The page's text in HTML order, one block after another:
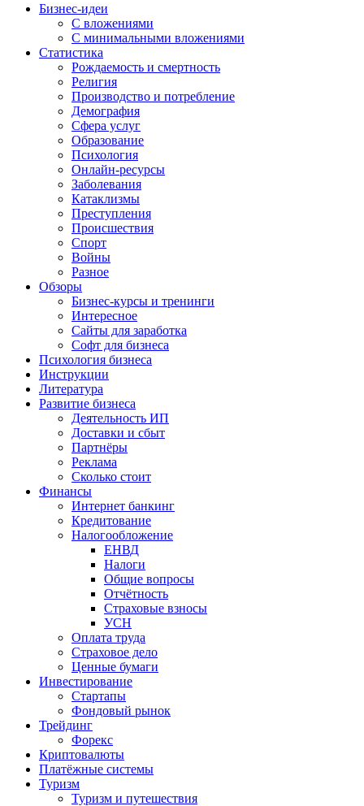
Бизнес-идеи
С вложениями
С минимальными вложениями
Статистика
Рождаемость и смертность
Религия
Производство и потребление
Демография
Сфера услуг
Образование
Психология
Онлайн-ресурсы
Заболевания
Катаклизмы
Преступления
Происшествия
Спорт
Войны
Разное
Обзоры
Бизнес-курсы и тренинги
Интересное
Сайты для заработка
Софт для бизнеса
Психология бизнеса
Инструкции
Литература
Развитие бизнеса
Деятельность ИП
Доставки и сбыт
Партнёры
Реклама
Сколько стоит
Финансы
Интернет банкинг
Кредитование
Налогообложение
ЕНВД
Налоги
Общие вопросы
Отчётность
Страховые взносы
УСН
Оплата труда
Страховое дело
Ценные бумаги
Инвестирование
Стартапы
Фондовый рынок
Трейдинг
Форекс
Криптовалюты
Платёжные системы
Туризм
Туризм и путешествия